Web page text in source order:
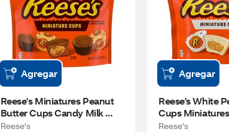
Agregar
Reese's Miniatures Peanut
Butter Cups Candy Milk
Chocolate, 15.8 OZ
Reese's
Agregar
Reese's White
Cups
Reese's